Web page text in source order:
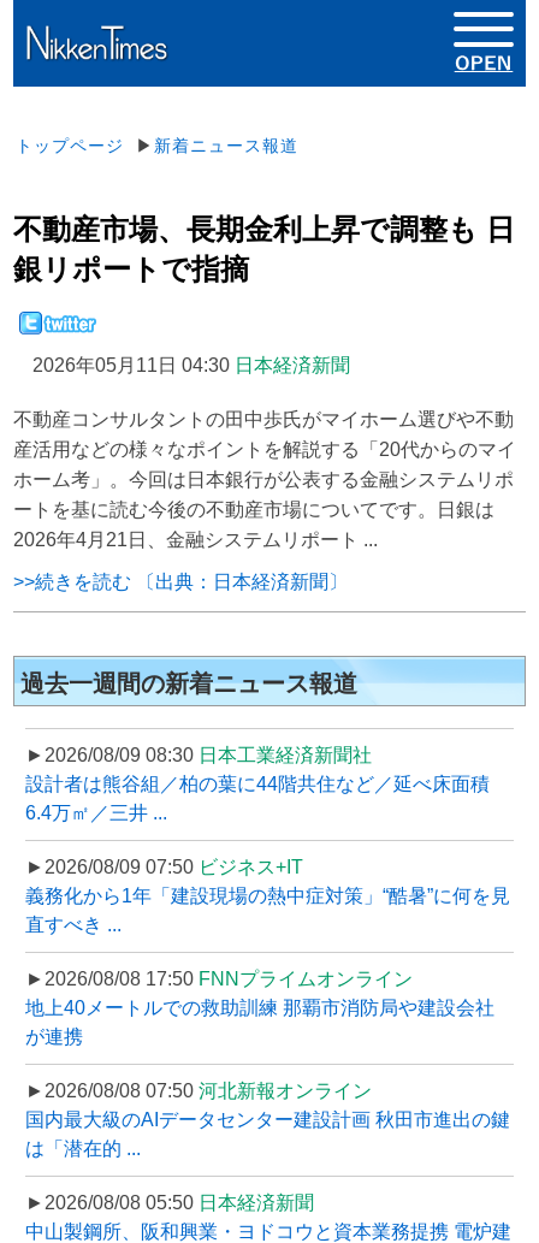
トップページ ▶ 新着ニュース報道
不動産市場、長期金利上昇で調整も 日
銀リポートで指摘
2026年05月11日 04:30 日本経済新聞
不動産コンサルタントの田中歩氏がマイホーム選びや不動
産活用などの様々なポイントを解説する「20代からのマイ
ホーム考」。今回は日本銀行が公表する金融システムリポ
ートを基に読む今後の不動産市場についてです。日銀は
2026年4月21日、金融システムリポート ...
>>続きを読む 〔出典：日本経済新聞〕
過去一週間の新着ニュース報道
►2026/08/09 08:30 日本工業経済新聞社
設計者は熊谷組／柏の葉に44階共住など／延べ床面積
6.4万㎡／三井 ...
►2026/08/09 07:50 ビジネス+IT
義務化から1年「建設現場の熱中症対策」“酷暑”に何を見
直すべき ...
►2026/08/08 17:50 FNNプライムオンライン
地上40メートルでの救助訓練 那覇市消防局や建設会社
が連携
►2026/08/08 07:50 河北新報オンライン
国内最大級のAIデータセンター建設計画 秋田市進出の鍵
は「潜在的 ...
►2026/08/08 05:50 日本経済新聞
中山製鋼所、阪和興業・ヨドコウと資本業務提携 電炉建